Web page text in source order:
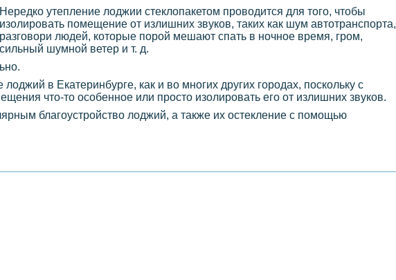
Нередко утепление лоджии стеклопакетом проводится для того, чтобы
изолировать помещение от излишних звуков, таких как шум автотранспорта,
разговори людей, которые порой мешают спать в ночное время, гром,
сильный шумной ветер и т. д.
в Екатеринбурге, как и во многих других городах, поскольку с
что-то особенное или просто изолировать его от излишних звуков.
благоустройство лоджий, а также их остекление с помощью